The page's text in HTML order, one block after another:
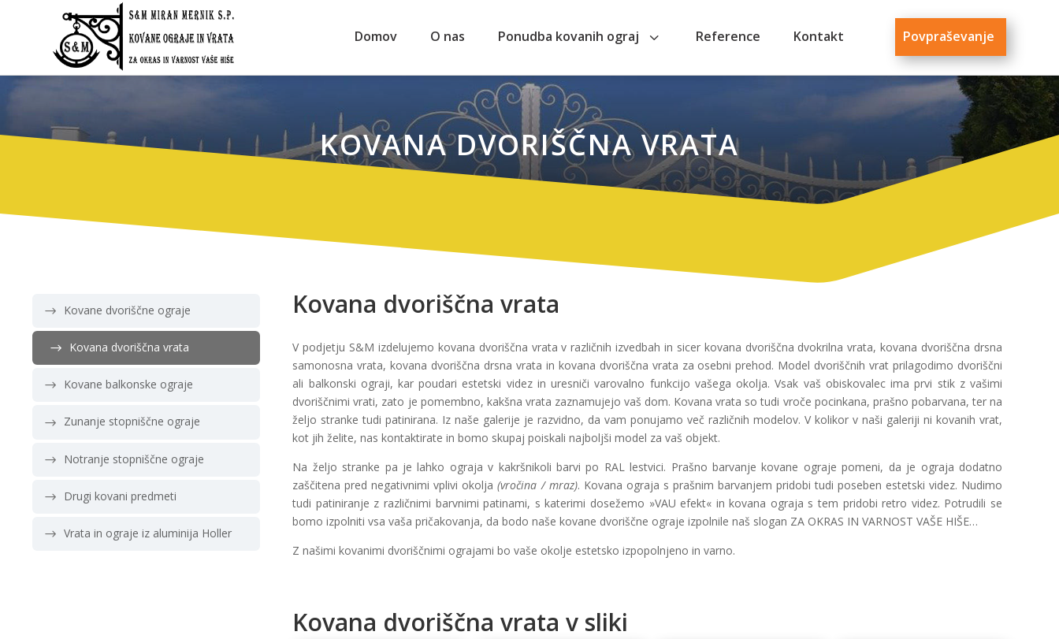
Domov O nas 3
Ponudba kovanih ograj Reference Kontakt Povpraševanje
KOVANA DVORIŠČNA VRATA
Kovane dvoriščne ograje
Kovana dvoriščna vrata
Kovane balkonske ograje
Zunanje stopniščne ograje
Notranje stopniščne ograje
Drugi kovani predmeti
Vrata in ograje iz aluminija Holler
Kovana dvoriščna vrata
V podjetju S&M izdelujemo kovana dvoriščna vrata v različnih izvedbah in sicer kovana dvoriščna dvokrilna vrata, kovana dvoriščna drsna
samonosna vrata, kovana dvoriščna drsna vrata in kovana dvoriščna vrata za osebni prehod. Model dvoriščnih vrat prilagodimo dvoriščni
ali balkonski ograji, kar poudari estetski videz in uresniči varovalno funkcijo vašega okolja. Vsak vaš obiskovalec ima prvi stik z vašimi
dvoriščnimi vrati, zato je pomembno, kakšna vrata zaznamujejo vaš dom. Kovana vrata so tudi vroče pocinkana, prašno pobarvana, ter na
željo stranke tudi patinirana. Iz naše galerije je razvidno, da vam ponujamo več različnih modelov. V kolikor v naši galeriji ni kovanih vrat,
kot jih želite, nas kontaktirate in bomo skupaj poiskali najboljši model za vaš objekt.
Na željo stranke pa je lahko ograja v kakršnikoli barvi po RAL lestvici. Prašno barvanje kovane ograje pomeni, da je ograja dodatno
zaščitena pred negativnimi vplivi okolja(vročina / mraz). Kovana ograja s prašnim barvanjem pridobi tudi poseben estetski videz. Nudimo
tudi patiniranje z različnimi barvnimi patinami, s katerimi dosežemo »VAU efekt« in kovana ograja s tem pridobi retro videz. Potrudili se
bomo izpolniti vsa vaša pričakovanja, da bodo naše kovane dvoriščne ograje izpolnile naš slogan ZA OKRAS IN VARNOST VAŠE HIŠE…
Z našimi kovanimi dvoriščnimi ograjami bo vaše okolje estetsko izpopolnjeno in varno.
Kovana dvoriščna vrata v sliki